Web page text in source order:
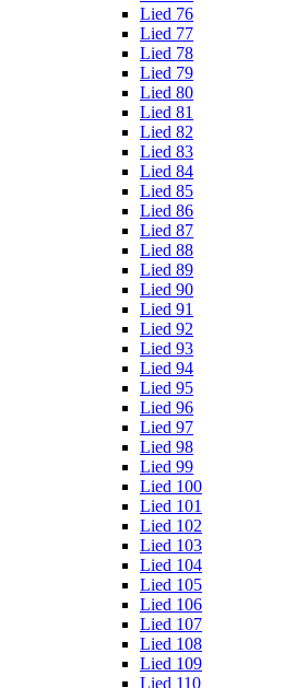
Lied 76
Lied 77
Lied 78
Lied 79
Lied 80
Lied 81
Lied 82
Lied 83
Lied 84
Lied 85
Lied 86
Lied 87
Lied 88
Lied 89
Lied 90
Lied 91
Lied 92
Lied 93
Lied 94
Lied 95
Lied 96
Lied 97
Lied 98
Lied 99
Lied 100
Lied 101
Lied 102
Lied 103
Lied 104
Lied 105
Lied 106
Lied 107
Lied 108
Lied 109
Lied 110